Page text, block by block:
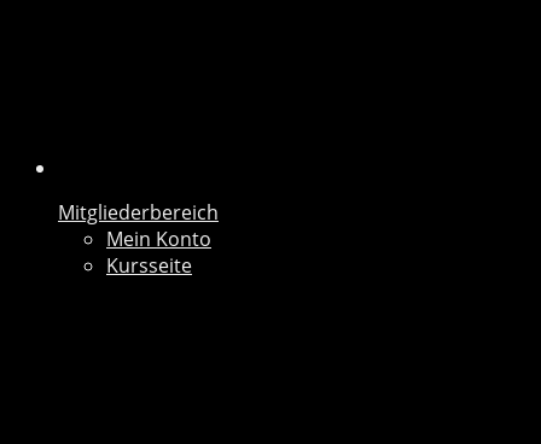
Mitgliederbereich
Mein Konto
Kursseite